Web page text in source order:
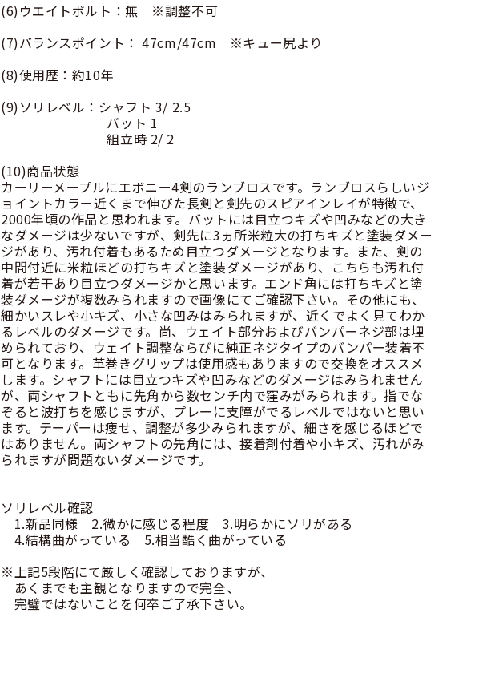
(6)ウエイトボルト：無 ※調整不可
(7)バランスポイント： 47cm/47cm ※キュー尻より
(8)使用歴：約10年
(9)ソリレベル：シャフト 3/ 2.5
バット 1
組立時 2/ 2
(10)商品状態
カーリーメープルにエボニー4剣のランブロスです。ランブロスらしいジ
ョイントカラー近くまで伸びた長剣と剣先のスピアインレイが特徴で、
2000年頃の作品と思われます。バットには目立つキズや凹みなどの大き
なダメージは少ないですが、剣先に3ヵ所米粒大の打ちキズと塗装ダメー
ジがあり、汚れ付着もあるため目立つダメージとなります。また、剣の
中間付近に米粒ほどの打ちキズと塗装ダメージがあり、こちらも汚れ付
着が若干あり目立つダメージかと思います。エンド角には打ちキズと塗
装ダメージが複数みられますので画像にてご確認下さい。その他にも、
細かいスレや小キズ、小さな凹みはみられますが、近くでよく見てわか
るレベルのダメージです。尚、ウェイト部分およびバンパーネジ部は埋
められており、ウェイト調整ならびに純正ネジタイプのバンパー装着不
可となります。革巻きグリップは使用感もありますので交換をオススメ
します。シャフトには目立つキズや凹みなどのダメージはみられません
が、両シャフトともに先角から数センチ内で窪みがみられます。指でな
ぞると波打ちを感じますが、プレーに支障がでるレベルではないと思い
ます。テーパーは痩せ、調整が多少みられますが、細さを感じるほどで
はありません。両シャフトの先角には、接着剤付着や小キズ、汚れがみ
られますが問題ないダメージです。
ソリレベル確認
1.新品同様 2.微かに感じる程度 3.明らかにソリがある
4.結構曲がっている 5.相当酷く曲がっている
※上記5段階にて厳しく確認しておりますが、
あくまでも主観となりますので完全、
完璧ではないことを何卒ご了承下さい。